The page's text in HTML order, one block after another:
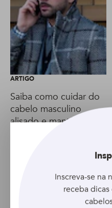
ARTIGO
Saiba como cuidar do
cabelo masculino
alisado e mantê-lo
Inscreva-se na
receba dicas